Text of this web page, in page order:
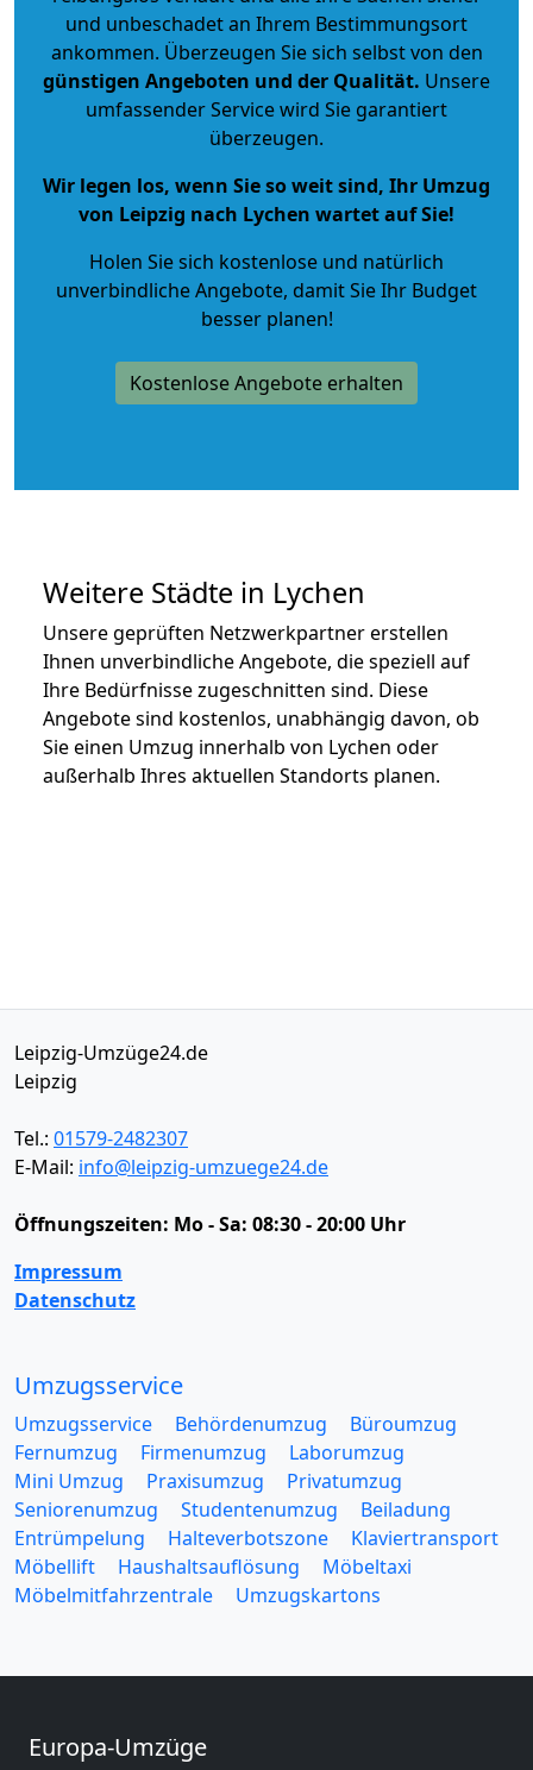
und unbeschadet an Ihrem Bestimmungsort
ankommen. Überzeugen Sie sich selbst von den
günstigen Angeboten und der Qualität. Unsere
umfassender Service wird Sie garantiert
überzeugen.
Wir legen los, wenn Sie so weit sind, Ihr Umzug
von Leipzig nach Lychen wartet auf Sie!
Holen Sie sich kostenlose und natürlich
unverbindliche Angebote, damit Sie Ihr Budget
besser planen!
Kostenlose Angebote erhalten
Weitere Städte in Lychen
Unsere geprüften Netzwerkpartner erstellen
Ihnen unverbindliche Angebote, die speziell auf
Ihre Bedürfnisse zugeschnitten sind. Diese
Angebote sind kostenlos, unabhängig davon, ob
Sie einen Umzug innerhalb von Lychen oder
außerhalb Ihres aktuellen Standorts planen.
Leipzig-Umzüge24.de
Leipzig
Tel.: 01579-2482307
E-Mail: info@leipzig-umzuege24.de
Öffnungszeiten: Mo - Sa: 08:30 - 20:00 Uhr
Impressum
Datenschutz
Umzugsservice
Umzugsservice Behördenumzug
Büroumzug
Fernumzug
Firmenumzug
Laborumzug
Mini Umzug
Praxisumzug
Privatumzug
Seniorenumzug
Studentenumzug
Beiladung
Entrümpelung
Halteverbotszone
Klaviertransport
Möbellift
Haushaltsauflösung
Möbeltaxi
Möbelmitfahrzentrale
Umzugskartons
Europa-Umzüge